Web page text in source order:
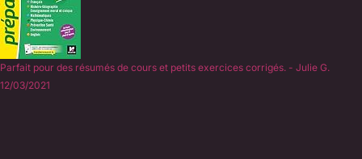
Parfait pour des résumés de cours et petits exercices corrigés. - Julie G.
12/03/2021